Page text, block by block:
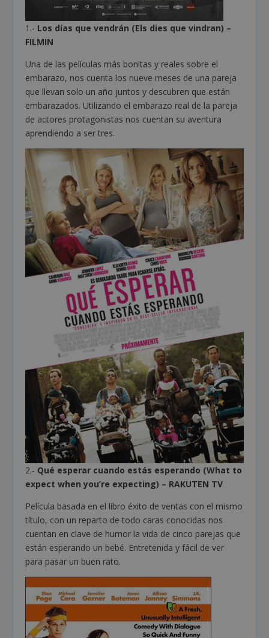
1.- Los días que vendrán (Els dies que vindran) –
FILMIN
Una de las películas más bonitas y reales sobre el
embarazo, nos cuenta los nueve meses de una pareja
que llevan solo un año juntos y descubren que están
embarazados. Utilizando el embarazo real de la pareja
de actores protagonistas nos cuentan su aventura
aprendiendo a ser tres.
2.- Qué esperar cuando estás esperando (What to
expect when you’re expecting) – RAKUTEN TV
Película basada en el libro éxito de ventas con el mismo
título, con un reparto de todo caras conocidas nos
cuentan en clave de humor la vida de cinco parejas que
están esperando un bebé. Entretenida y fácil de ver
para pasar un buen rato.